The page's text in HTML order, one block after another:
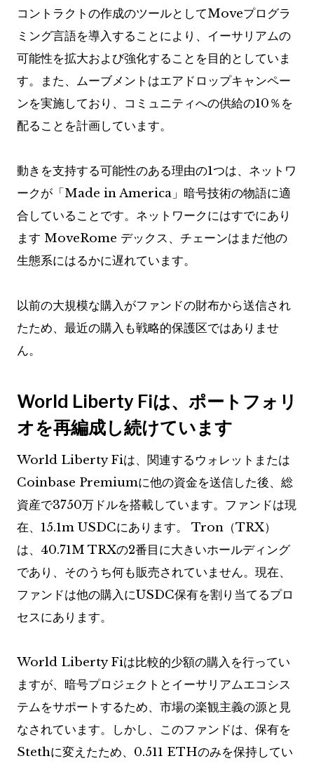
コントラクトの作成のツールとしてMoveプログラ
ミング言語を導入することにより、イーサリアムの
可能性を拡大および強化することを目的としていま
す。また、ムーブメントはエアドロップキャンペー
ンを実施しており、コミュニティへの供給の10％を
配ることを計画しています。
動きを支持する可能性のある理由の1つは、ネットワ
ークが「Made in America」暗号技術の物語に適
合していることです。ネットワークにはすでにあり
ます MoveRome デックス、チェーンはまだ他の
生態系にはるかに遅れています。
以前の大規模な購入がファンドの財布から送信され
たため、最近の購入も戦略的保護区ではありませ
ん。
World Liberty Fiは、ポートフォリ
オを再編成し続けています
World Liberty Fiは、関連するウォレットまたは
Coinbase Premiumに他の資金を送信した後、総
資産で3750万ドルを搭載しています。ファンドは現
在、15.1m USDCにあります。 Tron（TRX）
は、40.71M TRXの2番目に大きいホールディング
であり、そのうち何も販売されていません。現在、
ファンドは他の購入にUSDC保有を割り当てるプロ
セスにあります。
World Liberty Fiは比較的少額の購入を行ってい
ますが、暗号プロジェクトとイーサリアムエコシス
テムをサポートするため、市場の楽観主義の源と見
なされています。しかし、このファンドは、保有を
Stethに変えたため、0.511 ETHのみを保持してい